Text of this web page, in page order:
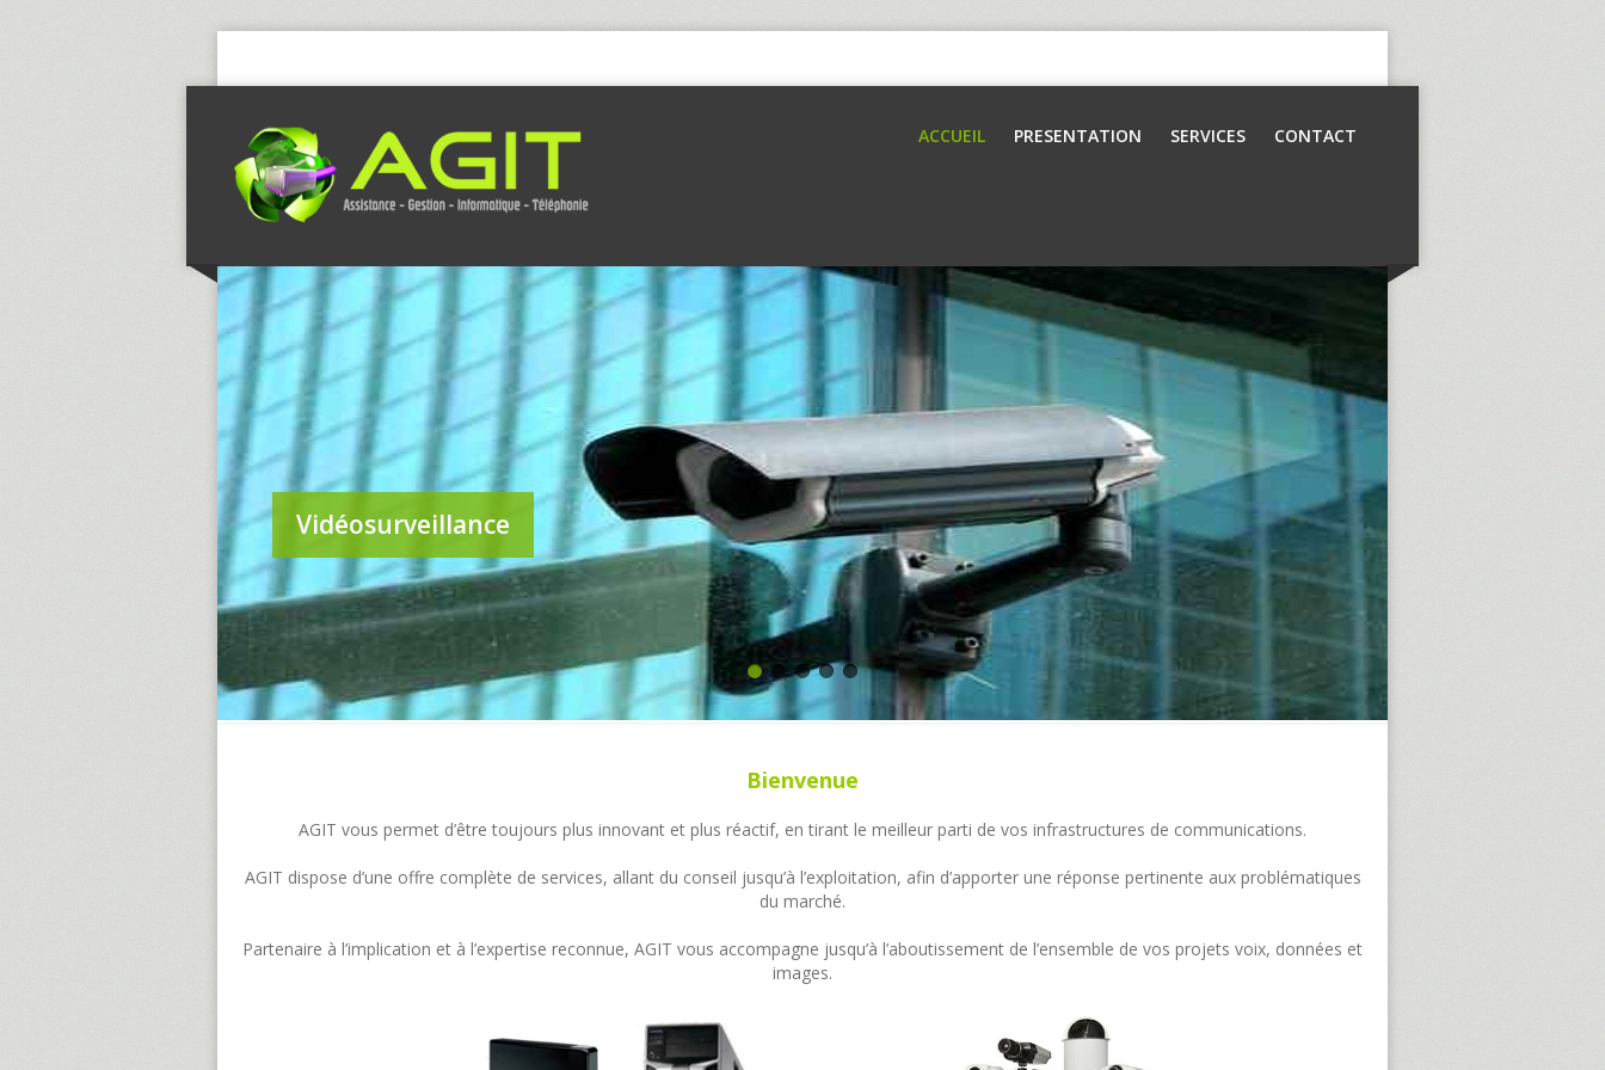
ACCUEIL PRESENTATION SERVICES CONTACT
Vidéosurveillance
Bienvenue
AGIT vous permet d’être toujours plus innovant et plus réactif, en tirant le meilleur parti de vos infrastructures de communications.
AGIT dispose d’une offre complète de services, allant du conseil jusqu’à l’exploitation, afin d’apporter une réponse pertinente aux problématiques
du marché.
Partenaire à l’implication et à l’expertise reconnue, AGIT vous accompagne jusqu’à l’aboutissement de l’ensemble de vos projets voix, données et
images.